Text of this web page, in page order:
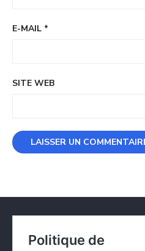
E-MAIL *
SITE WEB